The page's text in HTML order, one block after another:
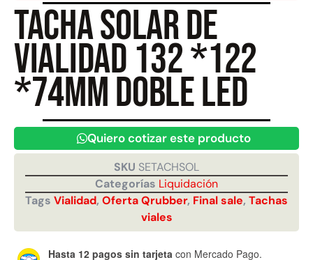
Tacha solar de
vialidad 132 *122
*74mm doble led
Quiero cotizar este producto
SKU SETACHSOL
Categorías Liquidación
Tags Vialidad, Oferta Qrubber, Final sale, Tachas
viales
Hasta 12 pagos sin tarjeta con Mercado Pago.
Juego Modular 40
$4.859.984
Juego Modular 25
$9.558.557
$4.790.000
Agregar al carrito